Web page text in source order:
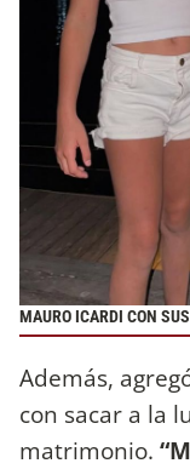
MAURO ICARDI CON
Además,
con sacar a la
matrimonio.